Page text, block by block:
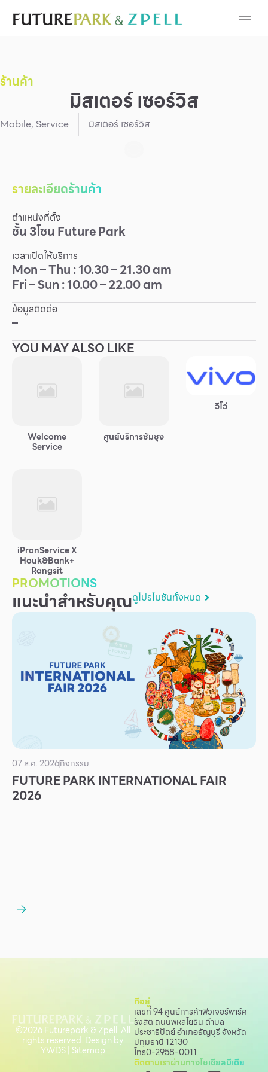
Cosmetic
Fashion
Gold & Jewelry
IT
Mobile
Other
Service
กิจกรรมและโปรโมชั่น
บริการ
เพื่อสังคม
ฟิวเจอร์ซิตี้
IR
ร่วมงานกับเรา
สิทธิประโยชน์ที่ฟิวเจอร์พาร์ค
ร้านค้า
มิสเตอร์ เซอร์วิส
Mobile, Service มิสเตอร์ เซอร์วิส
รายละเอียดร้านค้า
ตำแหน่งที่ตั้ง
ชั้น3โซนFuture Park
เวลาเปิดให้บริการ
Mon – Thu : 10.30 – 21.30 am
Fri – Sun : 10.00 – 22.00 am
ข้อมูลติดต่อ
–
YOU MAY ALSO LIKE
Welcome
Service
ศูนย์บริการซัมซุง
วีโว่
iPranService X
Houk&Bank+
Rangsit
PROMOTIONS
แนะนำสำหรับคุณดูโปรโมชันทั้งหมด
07 ส.ค. 2026กิจกรรม
FUTURE PARK INTERNATIONAL FAIR
2026
ที่อยู่
เลขที่ 94 ศูนย์การค้าฟิวเจอร์พาร์ค
รังสิต ถนนพหลโยธิน ตำบล
ประชาธิปัตย์ อำเภอธัญบุรี จังหวัด
ปทุมธานี 12130
โทร0-2958-0011
ติดตามเราผ่านทางโซเชียลมีเดีย
©2026 Futurepark & Zpell. All
rights reserved. Design by
YWDS| Sitemap